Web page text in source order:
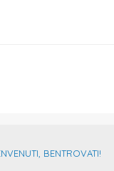
BENTROVATI!